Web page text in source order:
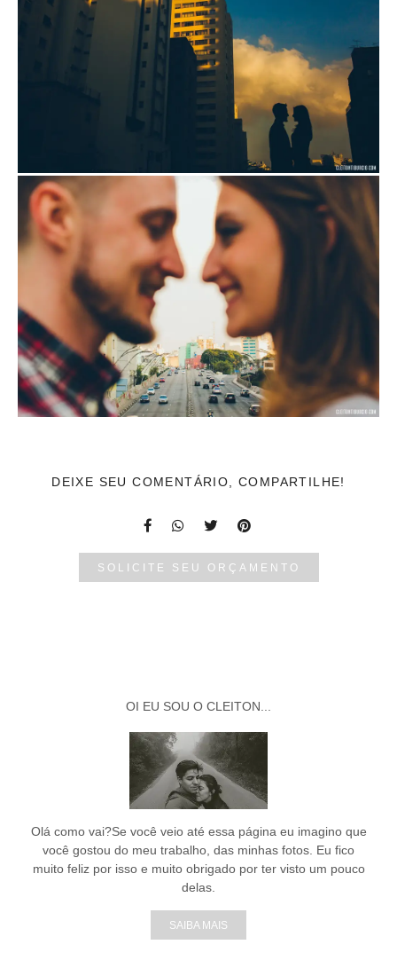
DEIXE SEU COMENTÁRIO, COMPARTILHE!
SOLICITE SEU ORÇAMENTO
OI EU SOU O CLEITON...
Olá como vai?Se você veio até essa página eu imagino que
você gostou do meu trabalho, das minhas fotos. Eu fico
muito feliz por isso e muito obrigado por ter visto um pouco
delas.
SAIBA MAIS